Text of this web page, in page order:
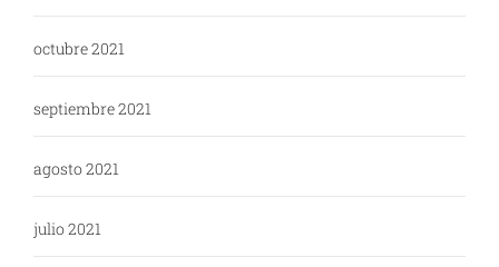
octubre 2021
septiembre 2021
agosto 2021
julio 2021